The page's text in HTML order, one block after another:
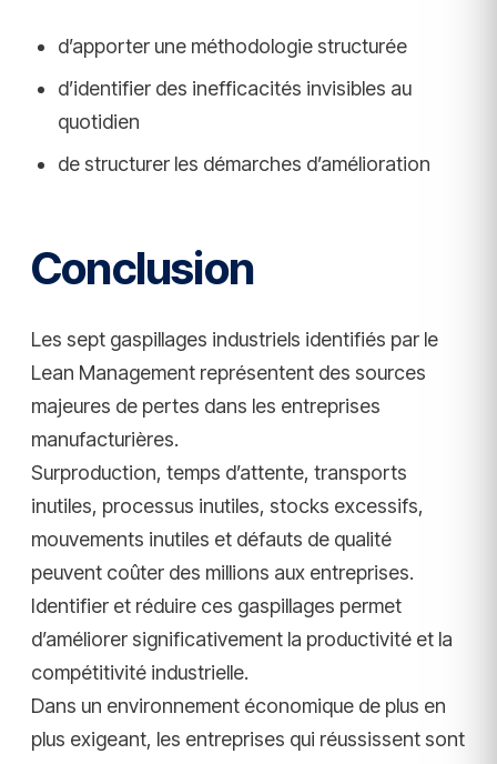
d’apporter une méthodologie structurée
d’identifier des inefficacités invisibles au
quotidien
de structurer les démarches d’amélioration
Conclusion
Les sept gaspillages industriels identifiés par le
Lean Management représentent des sources
majeures de pertes dans les entreprises
manufacturières.
Surproduction, temps d’attente, transports
inutiles, processus inutiles, stocks excessifs,
mouvements inutiles et défauts de qualité
peuvent coûter des millions aux entreprises.
Identifier et réduire ces gaspillages permet
d’améliorer significativement la productivité et la
compétitivité industrielle.
Dans un environnement économique de plus en
plus exigeant, les entreprises qui réussissent sont